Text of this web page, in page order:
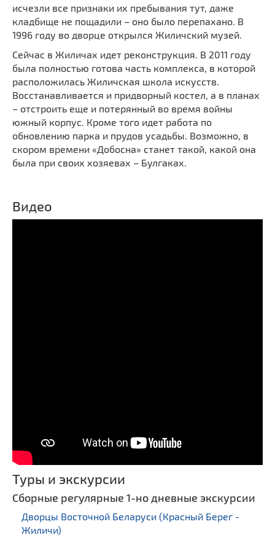
исчезли все признаки их пребывания тут, даже
кладбище не пощадили – оно было перепахано. В
1996 году во дворце открылся Жиличский музей.
Сейчас в Жиличах идет реконструкция. В 2011 году
была полностью готова часть комплекса, в которой
расположилась Жиличская школа искусств.
Восстанавливается и придворный костел, а в планах
– отстроить еще и потерянный во время войны
южный корпус. Кроме того идет работа по
обновлению парка и прудов усадьбы. Возможно, в
скором времени «Добосна» станет такой, какой она
была при своих хозяевах – Булгаках.
Видео
Туры и экскурсии
Сборные регулярные 1-но дневные экскурсии
Дворцы Восточной Беларуси (Красный Берег -
Жиличи)